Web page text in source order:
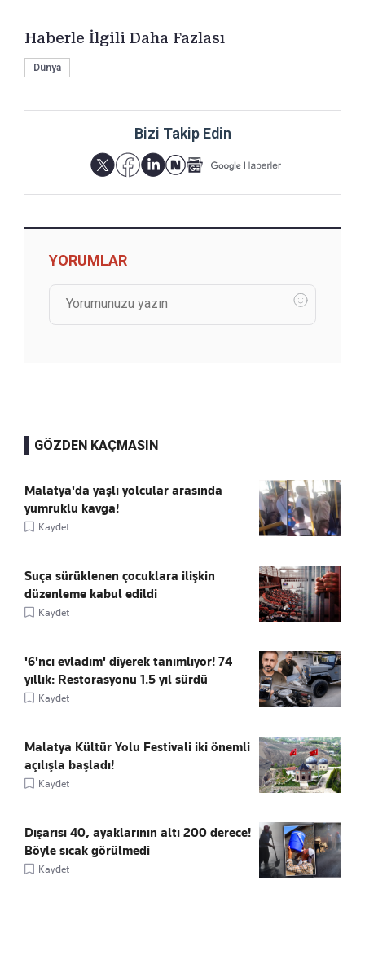
Haberle İlgili Daha Fazlası
Dünya
Bizi Takip Edin
YORUMLAR
GÖZDEN KAÇMASIN
Malatya'da yaşlı yolcular arasında
yumruklu kavga!
Kaydet
Suça sürüklenen çocuklara ilişkin
düzenleme kabul edildi
Kaydet
'6'ncı evladım' diyerek tanımlıyor! 74
yıllık: Restorasyonu 1.5 yıl sürdü
Kaydet
Malatya Kültür Yolu Festivali iki önemli
açılışla başladı!
Kaydet
Dışarısı 40, ayaklarının altı 200 derece!
Böyle sıcak görülmedi
Kaydet